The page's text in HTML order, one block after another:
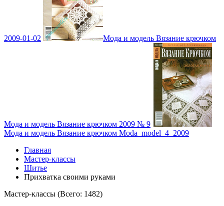
2009-01-02 Мода и модель Вязание крючком
Мода и модель Вязание крючком 2009 № 9
Мода и модель Вязание крючком Moda_model_4_2009
Главная
Мастер-классы
Шитье
Прихватка своими руками
Мастер-классы (Всего: 1482)